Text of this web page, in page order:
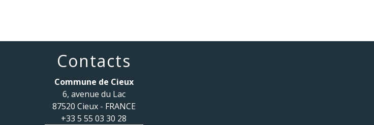
Contacts
Commune de Cieux
6, avenue du Lac
87520 Cieux - FRANCE
+33 5 55 03 30 28